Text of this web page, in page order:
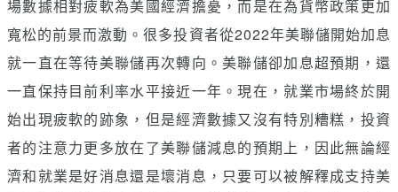
場數據相對疲軟為美國經濟擔憂，而是在為貨幣政策更加
寬松的前景而激動。很多投資者從2022年美聯儲開始加息
就一直在等待美聯儲再次轉向。美聯儲卻加息超預期，還
一直保持目前利率水平接近一年。現在，就業市場終於開
始出現疲軟的跡象，但是經濟數據又沒有特別糟糕，投資
者的注意力更多放在了美聯儲減息的預期上，因此無論經
濟和就業是好消息還是壞消息，只要可以被解釋成支持美